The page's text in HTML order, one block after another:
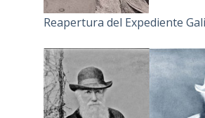
Reapertura del Expediente